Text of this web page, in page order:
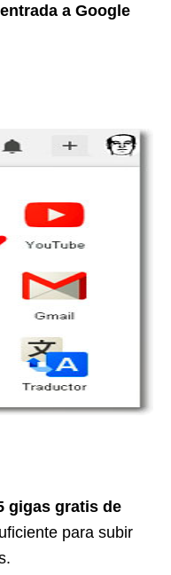
a Google
gigas gratis de
para subir